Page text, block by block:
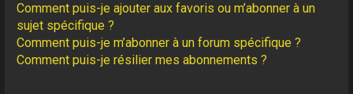
Comment puis-je ajouter aux favoris ou m’abonner à un
sujet spécifique ?
Comment puis-je m’abonner à un forum spécifique ?
Comment puis-je résilier mes abonnements ?